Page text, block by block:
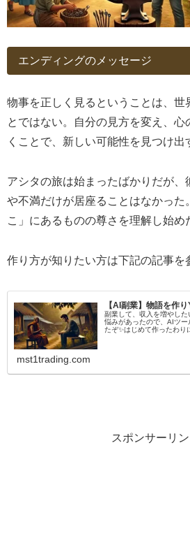
エンディングのメッセージ
物事を正しく見るということは、世
とではない。自分の見方を変え、心
くことで、新しい可能性を見つけ出
アシタの旅は始まったばかりだが、
や不満だけが居座ることはなかった
こ」にあるものの尊さを理解し始め
作り方が知りたい方は下記の記事を
【AI副業】物語を作
副業して、収入を増やし
悩みがあったので、AIツ
たぞ✨はじめて作ったわり
mst1trading.com
スポンサーリン